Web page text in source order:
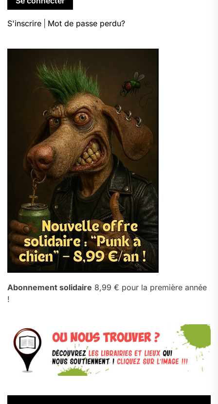
S'inscrire Mot de passe perdu?
Abonnement solidaire 8,99 € pour la première année
!